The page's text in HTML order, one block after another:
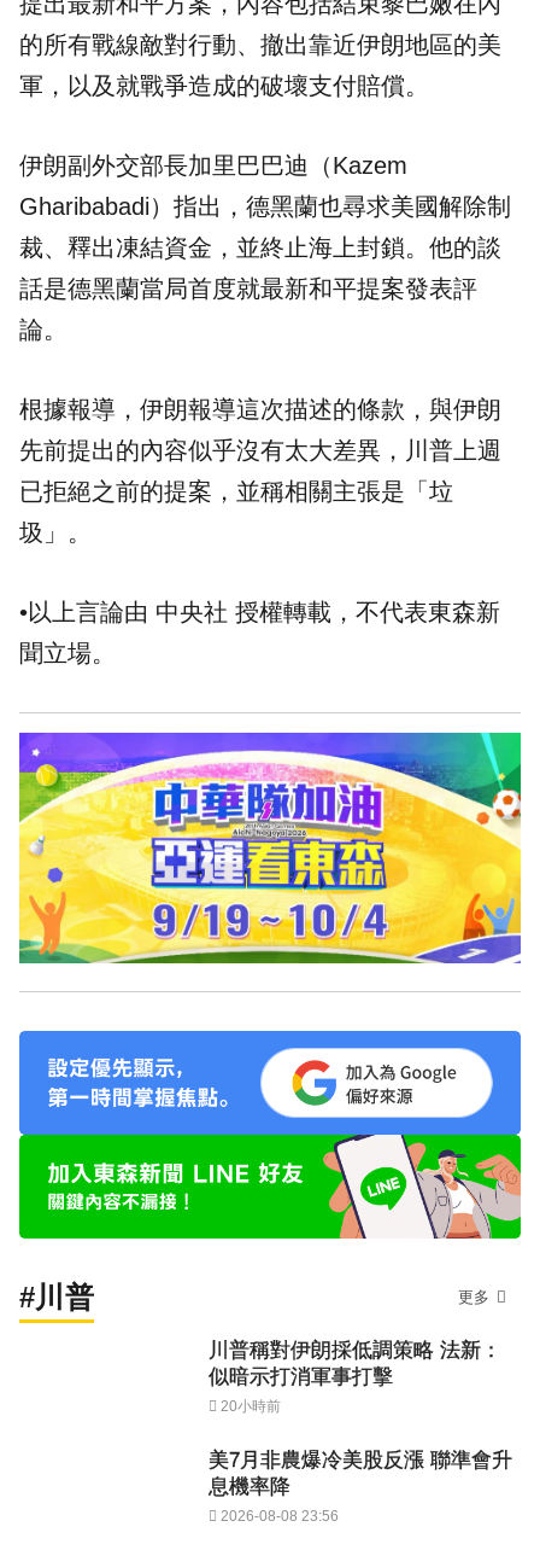
的所有戰線敵對行動、撤出靠近伊朗地區的美
軍，以及就戰爭造成的破壞支付賠償。
伊朗副外交部長加里巴巴迪（Kazem
Gharibabadi）指出，德黑蘭也尋求美國解除制
裁、釋出凍結資金，並終止海上封鎖。他的談
話是德黑蘭當局首度就最新和平提案發表評
論。
根據報導，伊朗報導這次描述的條款，與伊朗
先前提出的內容似乎沒有太大差異，川普上週
已拒絕之前的提案，並稱相關主張是「垃
圾」。
•以上言論由 中央社 授權轉載，不代表東森新
聞立場。
#川普 更多
川普稱對伊朗採低調策略 法新：
似暗示打消軍事打擊
20小時前
美7月非農爆冷美股反漲 聯準會升
息機率降
2026-08-08 23:56